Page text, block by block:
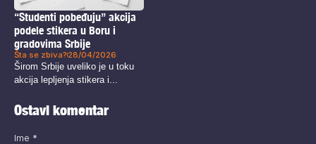
“Studenti pobeđuju” akcija
podele stikera u Boru i
gradovima Srbije
Šta se zbiva? 28/04/2026
Širom Srbije uveliko je u toku
akcija lepljenja stikera i...
Ostavi komentar
Ime *